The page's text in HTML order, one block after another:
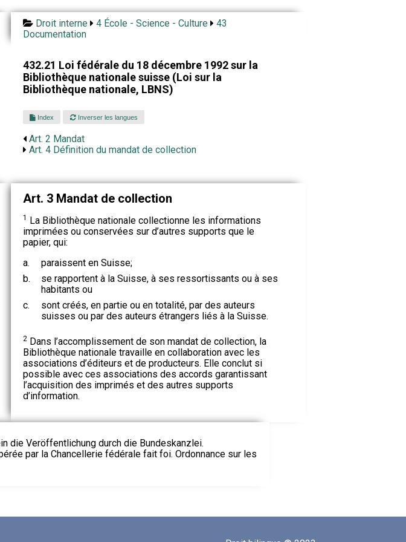
Droit interne 4 École - Science - Culture
43
Documentation
432.21 Loi fédérale du 18 décembre 1992 sur la
Bibliothèque nationale suisse (Loi sur la
Bibliothèque nationale, LBNS)
Index Inverser les langues
Art. 2 Mandat
Art. 4 Définition du mandat de collection
Art. 3 Mandat de collection
1 La Bibliothèque nationale collectionne les informations
imprimées ou conservées sur d’autres supports que le
papier, qui:
a.
paraissent en Suisse;
b.
se rapportent à la Suisse, à ses ressortissants ou à ses
habitants ou
c.
sont créés, en partie ou en totalité, par des auteurs
suisses ou par des auteurs étrangers liés à la Suisse.
2Dans l’accomplissement de son mandat de collection, la
Bibliothèque nationale travaille en collaboration avec les
associations d’éditeurs et de producteurs. Elle conclut si
possible avec ces associations des accords garantissant
l’acquisition des imprimés et des autres supports
d’information.
die Veröffentlichung durch die Bundeskanzlei.
par la Chancellerie fédérale fait foi. Ordonnance sur les